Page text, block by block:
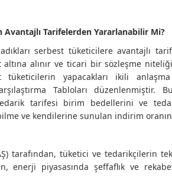
Tarifelerden Yararlanabilir Mi?
serbest tüketicilere avantajlı
alınır ve ticari bir sözleşme
tüketicilerin yapacakları ikili
Tabloları düzenlenmiştir.
tarifesi birim bedellerini ve
ve kendilerine sunulan indirim
tarafından, tüketici ve tedarikçilerin
piyasasında şeffaflık ve